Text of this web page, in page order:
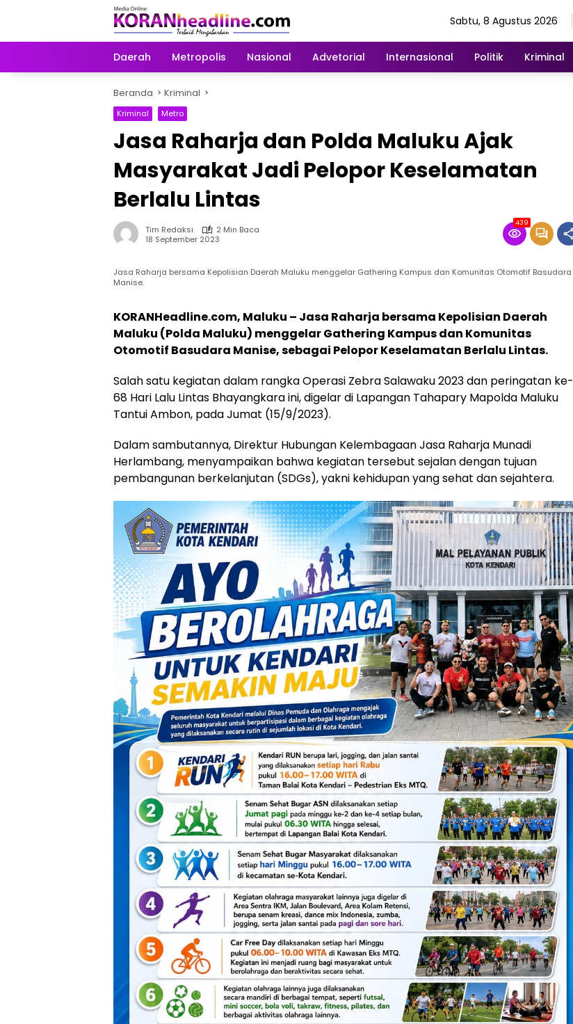
Sabtu, 8 Agustus 2026
Daerah Metropolis Nasional Advetorial Internasional Politik Kriminal
Beranda Kriminal
Kriminal Metro
Jasa Raharja dan Polda Maluku Ajak
Masyarakat Jadi Pelopor Keselamatan
Berlalu Lintas
Tim Redaksi
2 Min Baca
18 September 2023
439
Jasa Raharja bersama Kepolisian Daerah Maluku menggelar Gathering Kampus dan Komunitas Otomotif Basudara
Manise.
KORANHeadline.com, Maluku – Jasa Raharja bersama Kepolisian Daerah
Maluku (Polda Maluku) menggelar Gathering Kampus dan Komunitas
Otomotif Basudara Manise, sebagai Pelopor Keselamatan Berlalu Lintas.
Salah satu kegiatan dalam rangka Operasi Zebra Salawaku 2023 dan peringatan ke-
68 Hari Lalu Lintas Bhayangkara ini, digelar di Lapangan Tahapary Mapolda Maluku
Tantui Ambon, pada Jumat (15/9/2023).
Dalam sambutannya, Direktur Hubungan Kelembagaan Jasa Raharja Munadi
Herlambang, menyampaikan bahwa kegiatan tersebut sejalan dengan tujuan
pembangunan berkelanjutan (SDGs), yakni kehidupan yang sehat dan sejahtera.